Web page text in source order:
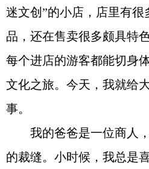
迷文创”的小店，店里有
品，还在售卖很多颇具特
每个进店的游客都能切身
文化之旅。今天，我就给
事。
我的爸爸是一位商人，
的裁缝。小时候，我总是